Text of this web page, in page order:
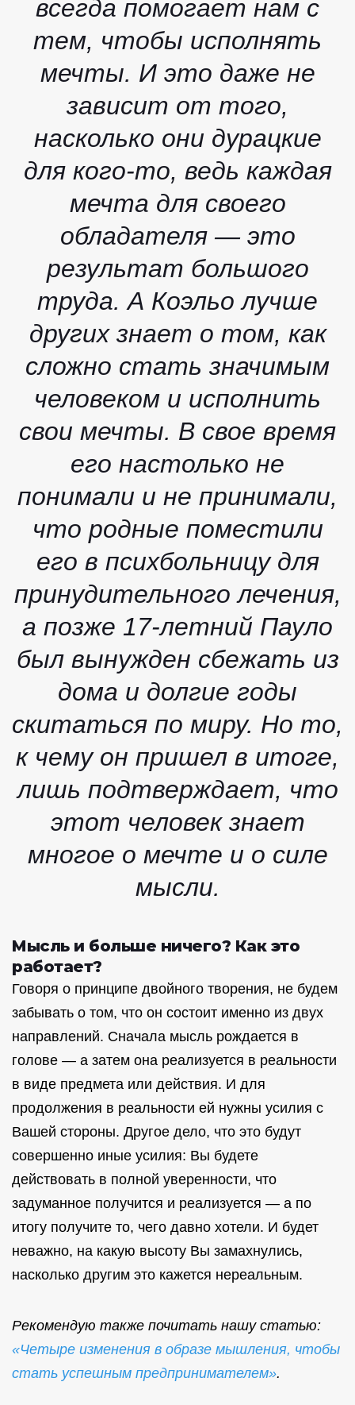
всегда помогает нам с
тем, чтобы исполнять
мечты. И это даже не
зависит от того,
насколько они дурацкие
для кого-то, ведь каждая
мечта для своего
обладателя — это
результат большого
труда. А Коэльо лучше
других знает о том, как
сложно стать значимым
человеком и исполнить
свои мечты. В свое время
его настолько не
понимали и не принимали,
что родные поместили
его в психбольницу для
принудительного лечения,
а позже 17-летний Пауло
был вынужден сбежать из
дома и долгие годы
скитаться по миру. Но то,
к чему он пришел в итоге,
лишь подтверждает, что
этот человек знает
многое о мечте и о силе
мысли.
Мысль и больше ничего? Как это
работает?
Говоря о принципе двойного творения, не будем
забывать о том, что он состоит именно из двух
направлений. Сначала мысль рождается в
голове — а затем она реализуется в реальности
в виде предмета или действия. И для
продолжения в реальности ей нужны усилия с
Вашей стороны. Другое дело, что это будут
совершенно иные усилия: Вы будете
действовать в полной уверенности, что
задуманное получится и реализуется — а по
итогу получите то, чего давно хотели. И будет
неважно, на какую высоту Вы замахнулись,
насколько другим это кажется нереальным.
Рекомендую также почитать нашу статью:
«Четыре изменения в образе мышления, чтобы
стать успешным предпринимателем».